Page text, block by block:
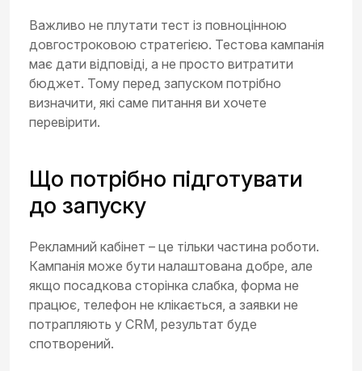
Важливо не плутати тест із повноцінною
довгостроковою стратегією. Тестова кампанія
має дати відповіді, а не просто витратити
бюджет. Тому перед запуском потрібно
визначити, які саме питання ви хочете
перевірити.
Що потрібно підготувати
до запуску
Рекламний кабінет – це тільки частина роботи.
Кампанія може бути налаштована добре, але
якщо посадкова сторінка слабка, форма не
працює, телефон не клікається, а заявки не
потрапляють у CRM, результат буде
спотворений.